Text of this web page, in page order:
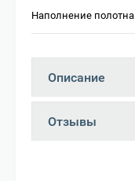
Наполнение полотна
Описание
Отзывы